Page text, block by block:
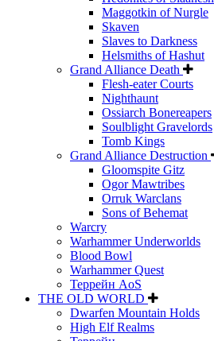
Maggotkin of Nurgle
Skaven
Slaves to Darkness
Helsmiths of Hashut
Grand Alliance Death
Flesh-eater Courts
Nighthaunt
Ossiarch Bonereapers
Soulblight Gravelords
Tomb Kings
Grand Alliance Destruction
Gloomspite Gitz
Ogor Mawtribes
Orruk Warclans
Sons of Behemat
Warcry
Warhammer Underworlds
Blood Bowl
Warhammer Quest
Террейн AoS
THE OLD WORLD
Dwarfen Mountain Holds
High Elf Realms